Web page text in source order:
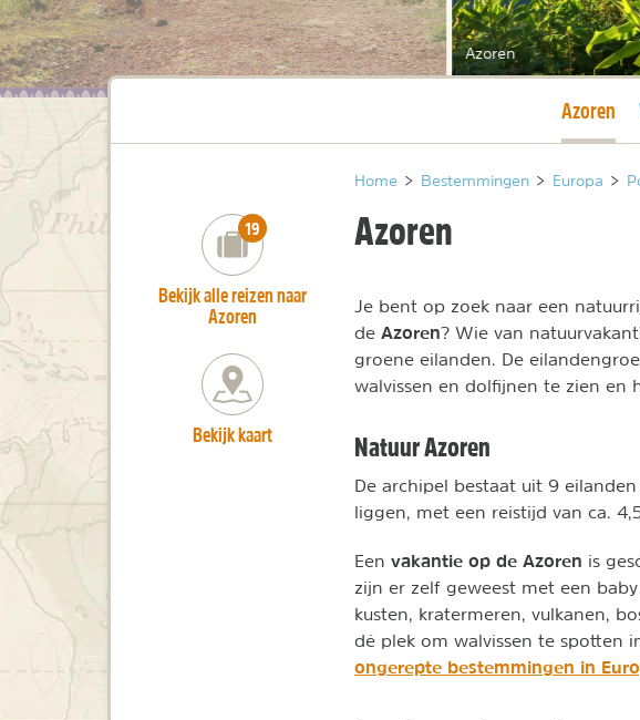
Azoren
Huidige
Azoren
Home > Bestemmingen > Europa >
Azoren
Je bent op zoek naar een
de Azoren? Wie van
groene eilanden. De
walvissen en dolfijnen te zien en
Natuur Azoren
De archipel bestaat uit 9
liggen, met een reistijd van ca.
Een vakantie op de Azoren is
zijn er zelf geweest met een
kusten, kratermeren, vulkanen,
dé plek om walvissen te spotten
ongerepte bestemmingen in
number_of_trips:
19
Bekijk alle reizen naar
Azoren
Bekijk kaart